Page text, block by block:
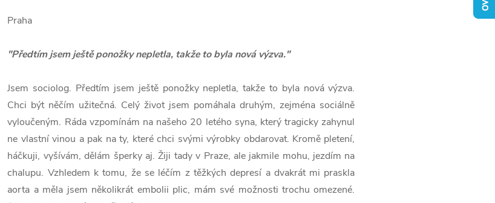
Praha
"Předtím jsem ještě ponožky nepletla, takže to byla nová výzva."
Jsem sociolog. Předtím jsem ještě ponožky nepletla, takže to byla nová výzva.
Chci být něčím užitečná. Celý život jsem pomáhala druhým, zejména sociálně
vyloučeným. Ráda vzpomínám na našeho 20 letého syna, který tragicky zahynul
ne vlastní vinou a pak na ty, které chci svými výrobky obdarovat. Kromě pletení,
háčkuji, vyšívám, dělám šperky aj. Žiji tady v Praze, ale jakmile mohu, jezdím na
chalupu. Vzhledem k tomu, že se léčím z těžkých depresí a dvakrát mi praskla
aorta a měla jsem několikrát embolii plic, mám své možnosti trochu omezené.